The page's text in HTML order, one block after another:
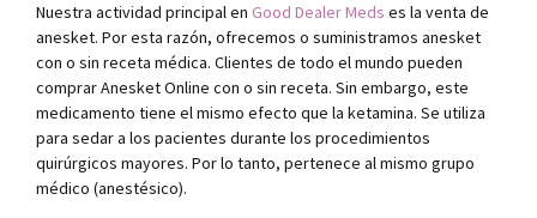
Nuestra actividad principal en Good Dealer Meds es la venta de
anesket. Por esta razón, ofrecemos o suministramos anesket
con o sin receta médica. Clientes de todo el mundo pueden
comprar Anesket Online con o sin receta. Sin embargo, este
medicamento tiene el mismo efecto que la ketamina. Se utiliza
para sedar a los pacientes durante los procedimientos
quirúrgicos mayores. Por lo tanto, pertenece al mismo grupo
médico (anestésico).